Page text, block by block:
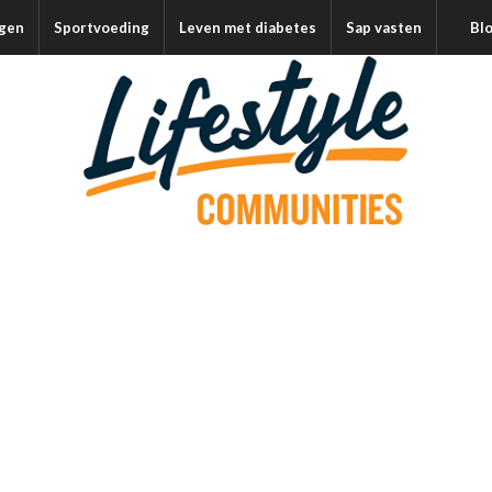
Sportvoeding Leven met diabetes Sap vasten